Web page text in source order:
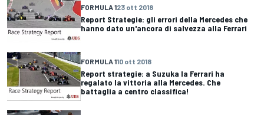
FORMULA 123 ott 2018
Report Strategie: gli errori della Mercedes che
hanno dato un'ancora di salvezza alla Ferrari
FORMULA 110 ott 2018
Report strategie: a Suzuka la Ferrari ha
regalato la vittoria alla Mercedes. Che
battaglia a centro classifica!